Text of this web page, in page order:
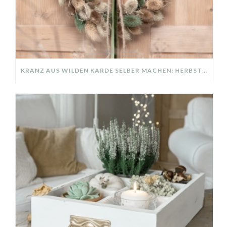
KRANZ AUS WILDEN KARDE SELBER MACHEN: HERBSTDEKO GANZ EINFACH